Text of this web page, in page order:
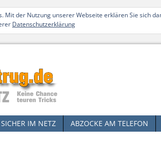
Mit der Nutzung unserer Webseite erklären Sie sich
Datenschutzerklärung
SICHER IM NETZ ABZOCKE AM TELEFON